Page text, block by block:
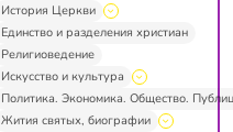
История Церкви
Единство и разделения христиан
Религиоведение
Искусство и культура
Политика. Экономика. Общество.
Жития святых, биографии